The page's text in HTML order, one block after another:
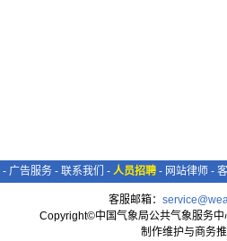
- 广告服务 - 联系我们 - 人员招聘 - 网站律师 -
客服邮箱：
Copyright©中国气象局公共气象服务
制作维护与商务